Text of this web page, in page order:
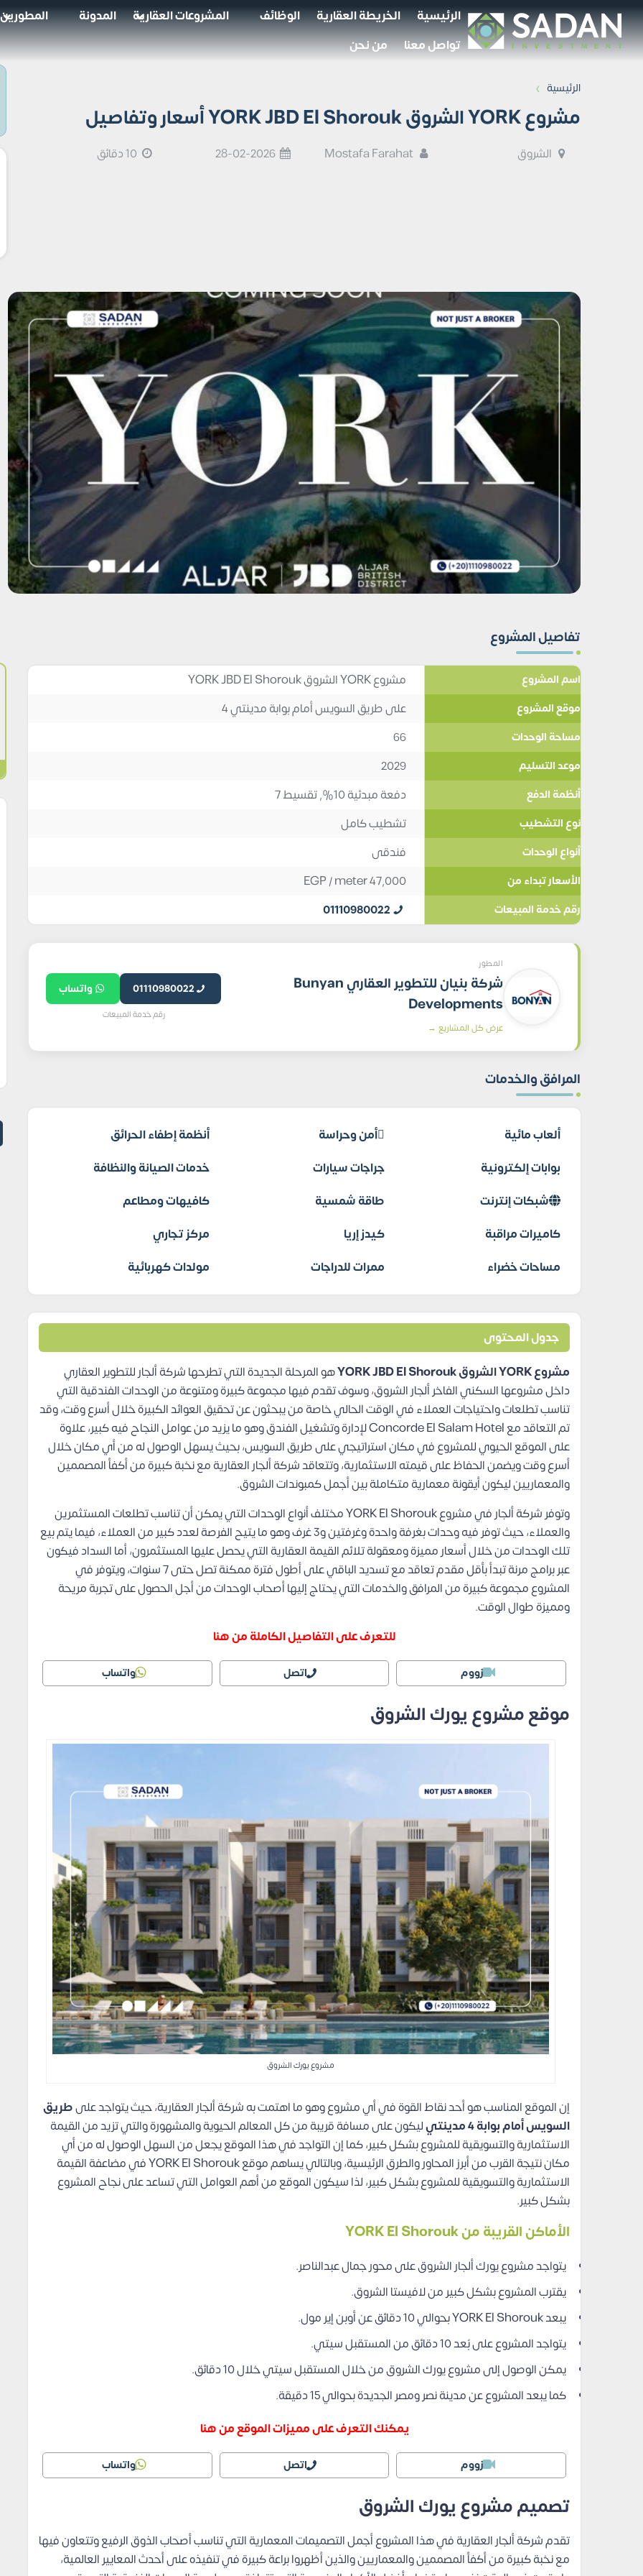
الرئيسية الخريطة العقارية الوظائف المشروعات العقارية المدونة
المطورين
تواصل معنا
من نحن
الرئيسية ›
مشروع YORK الشروق YORK JBD El Shorouk أسعار وتفاصيل
الشروق 28-02-2026
تفاصيل المشروع
اسم المشروع مشروع YORK الشروق YORK JBD El Shorouk
موقع المشروع على طريق السويس أمام بوابة مدينتي 4
مساحة الوحدات 66
موعد التسليم 2029
أنظمة الدفع دفعة مبدئية 10%, تقسيط 7
نوع التشطيب تشطيب كامل
أنواع الوحدات فندقى
الأسعار تبداء من 47,000
EGP/ meter
رقم خدمة المبيعات 01110980022
المطور
شركة بنيان للتطوير العقاري Bunyan
Developments
عرض كل المشاريع →
01110980022 واتساب
رقم خدمة المبيعات
المرافق والخدمات
ألعاب مائية أمن وحراسة
أنظمة إطفاء الحرائق
بوابات إلكترونية
جراجات سيارات
خدمات الصيانة والنظافة
شبكات إنترنت
طاقة شمسية
كافيهات ومطاعم
كاميرات مراقبة
كيدز إريا
مركز تجاري
مساحات خضراء
ممرات للدراجات مولدات كهربائية
جدول المحتوى
مشروع YORK الشروق YORK JBD El Shorouk
هو المرحلة الجديدة التي تطرحها شركة ألجار للتطوير العقاري
داخل مشروعها السكني الفاخر ألجار الشروق، وسوف تقدم فيها مجموعة كبيرة ومتنوعة من الوحدات الفندقية التي
تناسب تطلعات واحتياجات العملاء في الوقت الحالي خاصة من يبحثون عن تحقيق العوائد الكبيرة خلال أسرع وقت، وقد
تم التعاقد مع Concorde El Salam Hotel لإدارة وتشغيل الفندق وهو ما يزيد من عوامل النجاح فيه كبير، علاوة
على الموقع الحيوي للمشروع في مكان استراتيجي على طريق السويس، بحيث يسهل الوصول له من أي مكان خلال
أسرع وقت ويضمن الحفاظ على قيمته الاستثمارية، وتتعاقد شركة ألجار العقارية مع نخبة كبيرة من أكفأ المصممين
والمعماريين ليكون أيقونة معمارية متكاملة بين أجمل كمبوندات الشروق.
وتوفر شركة ألجار في مشروع YORK El Shorouk مختلف أنواع الوحدات التي يمكن أن تناسب تطلعات المستثمرين
والعملاء، حيث توفر فيه وحدات بغرفة واحدة وغرفتين و3 غرف وهو ما يتيح الفرصة لعدد كبير من العملاء، فيما يتم بيع
تلك الوحدات من خلال أسعار مميزة ومعقولة تلائم القيمة العقارية التي يحصل عليها المستثمرون، أما السداد فيكون
عبر برامج مرنة تبدأ بأقل مقدم تعاقد مع تسديد الباقي على أطول فترة ممكنة تصل حتى 7 سنوات، ويتوفر في
المشروع مجموعة كبيرة من المرافق والخدمات التي يحتاج إليها أصحاب الوحدات من أجل الحصول على تجربة مريحة
ومميزة طوال الوقت.
للتعرف على التفاصيل الكاملة من هنا
زووم اتصل واتساب
موقع مشروع يورك الشروق
مشروع يورك الشروق
إن الموقع المناسب هو أحد نقاط القوة في أي مشروع وهو ما اهتمت به شركة ألجار العقارية، حيث يتواجد علىطريق
السويس أمام بوابة 4 مدينتي
ليكون على مسافة قريبة من كل المعالم الحيوية والمشهورة والتي تزيد من القيمة
الاستثمارية والتسويقية للمشروع بشكل كبير، كما إن التواجد في هذا الموقع يجعل من السهل الوصول له من أي
مكان نتيجة القرب من أبرز المحاور والطرق الرئيسية، وبالتالي يساهم موقع YORK El Shorouk في مضاعفة القيمة
الاستثمارية والتسويقية للمشروع بشكل كبير، لذا سيكون الموقع من أهم العوامل التي تساعد على نجاح المشروع
بشكل كبير.
الأماكن القريبة من YORK El Shorouk
يتواجد مشروع يورك ألجار الشروق على محور جمال عبدالناصر.
يقترب المشروع بشكل كبير من لافيستا الشروق.
يبعد YORK El Shorouk بحوالي 10 دقائق عن أوبن إير مول.
يتواجد المشروع على بُعد 10 دقائق من المستقبل سيتي.
يمكن الوصول إلى مشروع يورك الشروق من خلال المستقبل سيتي خلال 10 دقائق.
كما يبعد المشروع عن مدينة نصر ومصر الجديدة بحوالي 15 دقيقة.
يمكنك التعرف على مميزات الموقع من هنا
زووم اتصل واتساب
تصميم مشروع يورك الشروق
تقدم شركة ألجار العقارية في هذا المشروع أجمل التصميمات المعمارية التي تناسب أصحاب الذوق الرفيع وتتعاون فيها
مع نخبة كبيرة من أكفأ المصممين والمعماريين والذين أظهروا براعة كبيرة في تنفيذه على أحدث المعايير العالمية،